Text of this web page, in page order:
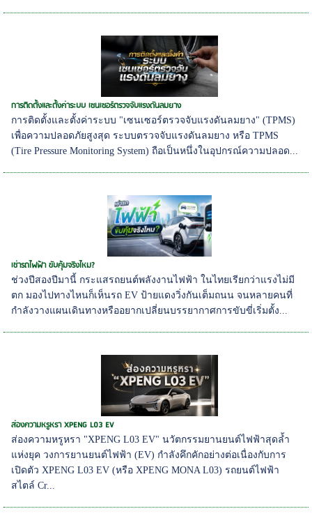
การติดตั้งและตั้งค่าระบบ เซนเซอร์ตรวจจับแรงดันลมยาง
การติดตั้งและตั้งค่าระบบ "เซนเซอร์ตรวจจับแรงดันลมยาง" (TPMS)
เพื่อความปลอดภัยสูงสุด ระบบตรวจจับแรงดันลมยาง หรือ TPMS
(Tire Pressure Monitoring System) ถือเป็นหนึ่งในอุปกรณ์ความปลอด...
เช่ารถไฟฟ้า ขับคุ้มจริงไหม?
ช่วงปีสองปีมานี้ กระแสรถยนต์พลังงานไฟฟ้า ในไทยเรียกว่าแรงไม่มี
ตก มองไปทางไหนก็เห็นรถ EV ป้ายแดงวิ่งกันเต็มถนน จนหลายคนที่
กำลังวางแผนเดินทางหรืออยากเปลี่ยนบรรยากาศการขับขี่เริ่มตั้ง...
ส่องความหรูหรา XPENG L03 EV
ส่องความหรูหรา "XPENG L03 EV" นวัตกรรมยานยนต์ไฟฟ้าสุดล้ำ
แห่งยุค วงการยานยนต์ไฟฟ้า (EV) กำลังคึกคักอย่างต่อเนื่องกับการ
เปิดตัว XPENG L03 EV (หรือ XPENG MONA L03) รถยนต์ไฟฟ้า
สไตล์ Cr...